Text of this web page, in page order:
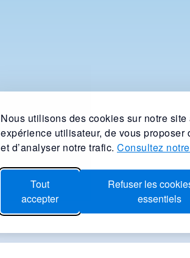
Nous utilisons des cookies sur notre site
expérience utilisateur, de vous
et d’analyser notre trafic. Consultez
Tout
accepter
Refuser les
essentiels